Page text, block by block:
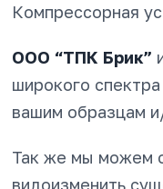
Компрессорная
ООО “ТПК Брик”
широкого
вашим образцам
Так же мы можем
видоизменить